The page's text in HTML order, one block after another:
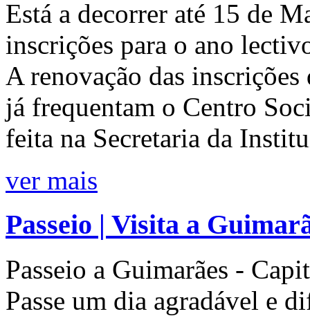
Está a decorrer até 15 de
inscrições para o ano
A renovação das
já frequentam o Centro
feita na Secretaria da
ver mais
Passeio | Visita a
Passeio a Guimarães -
Passe um dia agradável e